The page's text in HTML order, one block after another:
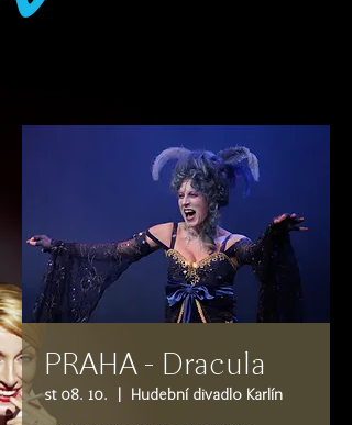
PRAHA - Dracula
st 08. 10. Hudební divadlo Karlín